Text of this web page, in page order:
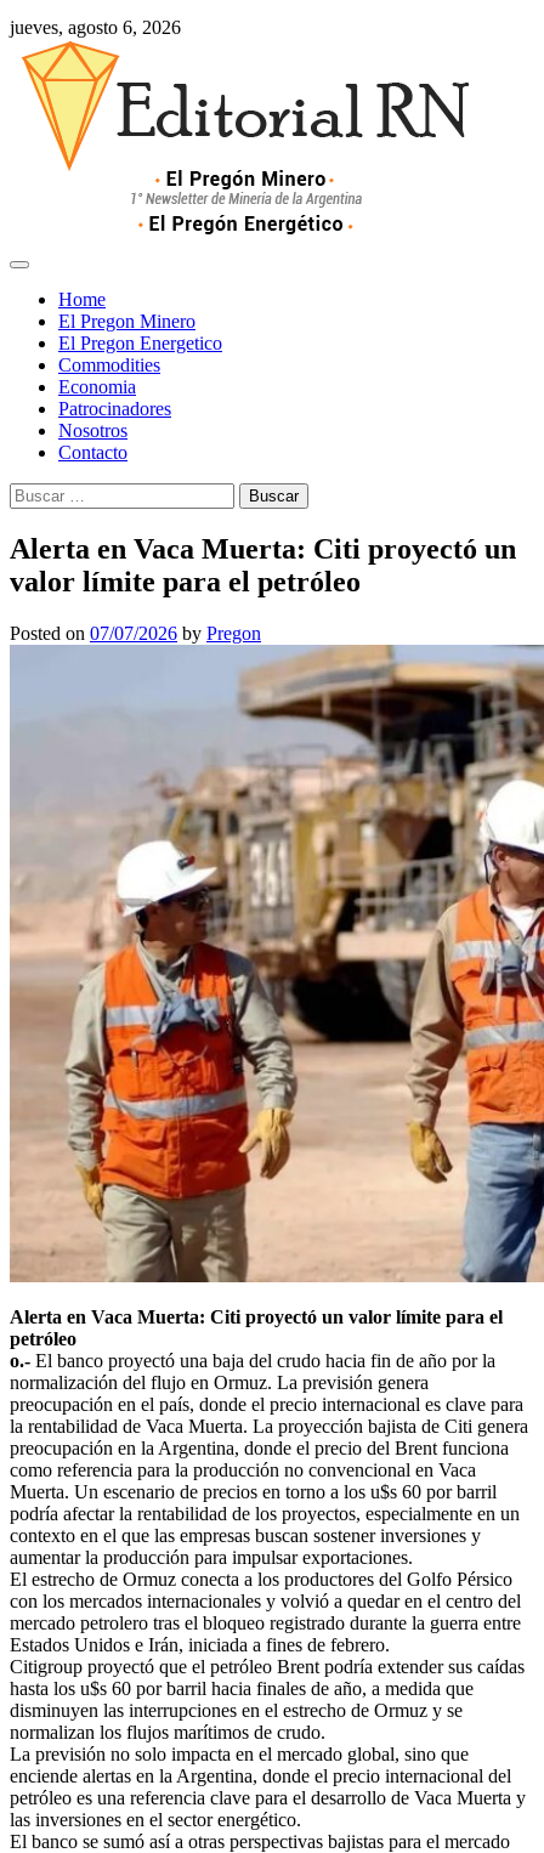
jueves, agosto 6, 2026
Home
El Pregon Minero
El Pregon Energetico
Commodities
Economia
Patrocinadores
Nosotros
Contacto
Buscar:
Alerta en Vaca Muerta: Citi proyectó un
valor límite para el petróleo
Posted on 07/07/2026 by Pregon
Alerta en Vaca Muerta: Citi proyectó un valor límite para el
petróleo
o.- El banco proyectó una baja del crudo hacia fin de año por la
normalización del flujo en Ormuz. La previsión genera
preocupación en el país, donde el precio internacional es clave para
la rentabilidad de Vaca Muerta. La proyección bajista de Citi genera
preocupación en la Argentina, donde el precio del Brent funciona
como referencia para la producción no convencional en Vaca
Muerta. Un escenario de precios en torno a los u$s 60 por barril
podría afectar la rentabilidad de los proyectos, especialmente en un
contexto en el que las empresas buscan sostener inversiones y
aumentar la producción para impulsar exportaciones.
El estrecho de Ormuz conecta a los productores del Golfo Pérsico
con los mercados internacionales y volvió a quedar en el centro del
mercado petrolero tras el bloqueo registrado durante la guerra entre
Estados Unidos e Irán, iniciada a fines de febrero.
Citigroup proyectó que el petróleo Brent podría extender sus caídas
hasta los u$s 60 por barril hacia finales de año, a medida que
disminuyen las interrupciones en el estrecho de Ormuz y se
normalizan los flujos marítimos de crudo.
La previsión no solo impacta en el mercado global, sino que
enciende alertas en la Argentina, donde el precio internacional del
petróleo es una referencia clave para el desarrollo de Vaca Muerta y
las inversiones en el sector energético.
El banco se sumó así a otras perspectivas bajistas para el mercado